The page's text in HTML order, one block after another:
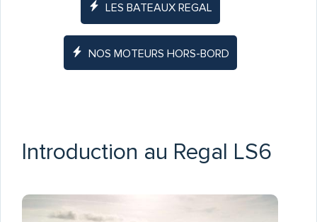
LES BATEAUX REGAL
NOS MOTEURS HORS-BORD
Introduction au Regal LS6